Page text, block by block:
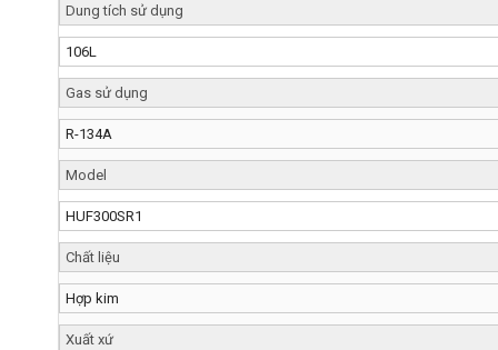
Dung tích sử dụng
106L
Gas sử dụng
R-134A
Model
HUF300SR1
Chất liệu
Hợp kim
Xuất xứ